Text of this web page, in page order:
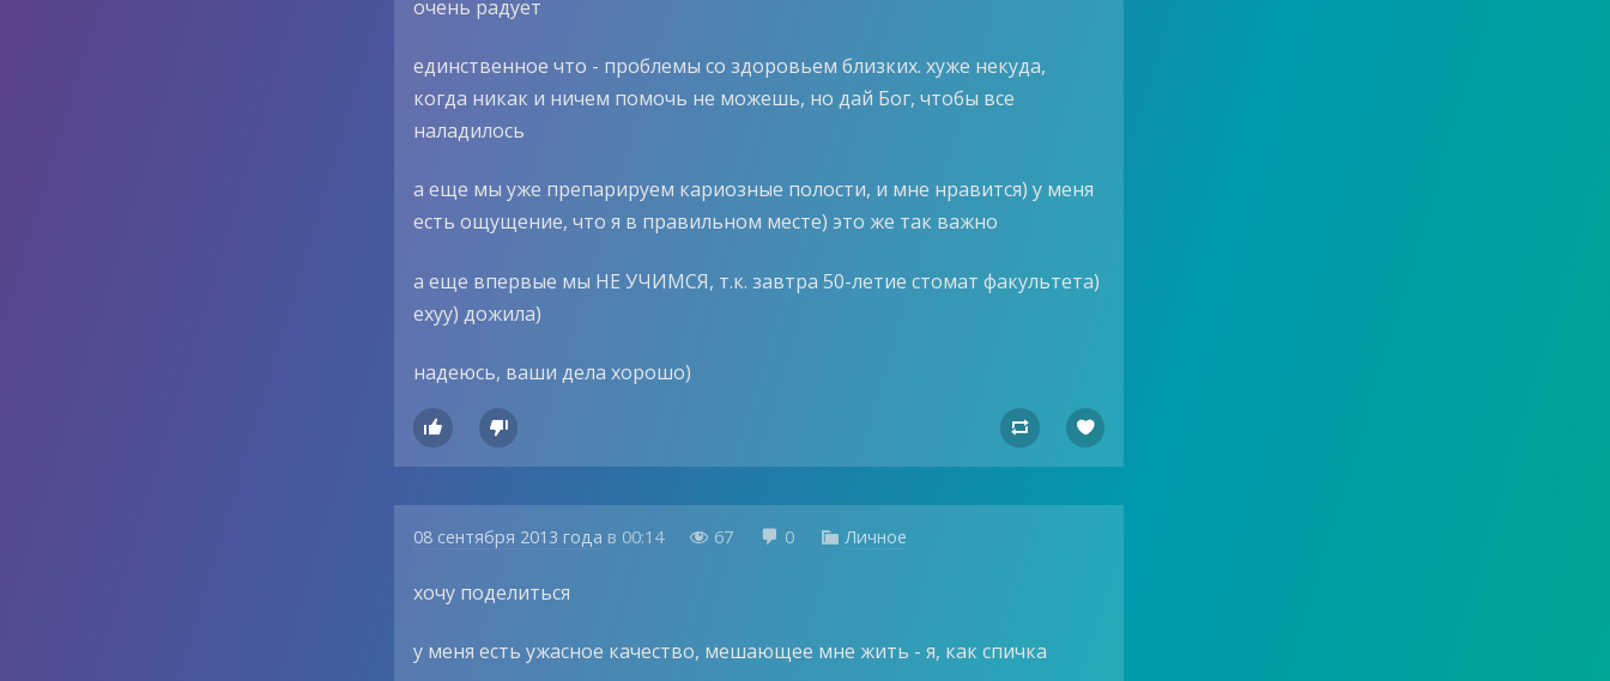
очень радует
единственное что - проблемы со здоровьем близких. хуже некуда,
когда никак и ничем помочь не можешь, но дай Бог, чтобы все
наладилось
а еще мы уже препарируем кариозные полости, и мне нравится) у меня
есть ощущение, что я в правильном месте) это же так важно
а еще впервые мы НЕ УЧИМСЯ, т.к. завтра 50-летие стомат факультета)
ехуу) дожила)
надеюсь, ваши дела хорошо)
   
08 сентября 2013 года в 00:14  67  0  Личное
хочу поделиться
у меня есть ужасное качество, мешающее мне жить - я, как спичка